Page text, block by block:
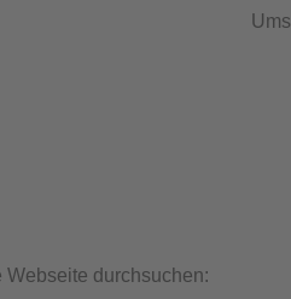
Webseite durchsuchen: